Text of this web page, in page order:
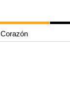
Corazón